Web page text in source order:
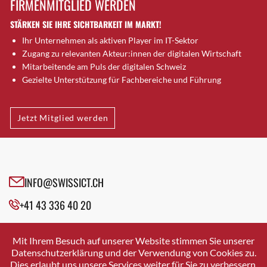
Brugg AG
Brütten
Bubendorf
Bubikon
Buchs (SG)
Bäretswil
Bülach
Cazis
Crissier
Davos Platz
Dierikon
Dietikon
FIRMENMITGLIED WERDEN
STÄRKEN SIE IHRE SICHTBARKEIT IM MARKT!
Ihr Unternehmen als aktiven Player im IT-Sektor
Zugang zu relevanten Akteur:innen der digitalen Wirtschaft
Mitarbeitende am Puls der digitalen Schweiz
Gezielte Unterstützung für Fachbereiche und Führung
Jetzt Mitglied werden
INFO@SWISSICT.CH
+41 43 336 40 20
SWISSICT
VULKANSTRASSE 120
8048 ZURICH
Mit Ihrem Besuch auf unserer Website stimmen Sie unserer
Datenschutzerklärung und der Verwendung von Cookies zu.
Dies erlaubt uns unsere Services weiter für Sie zu verbessern.